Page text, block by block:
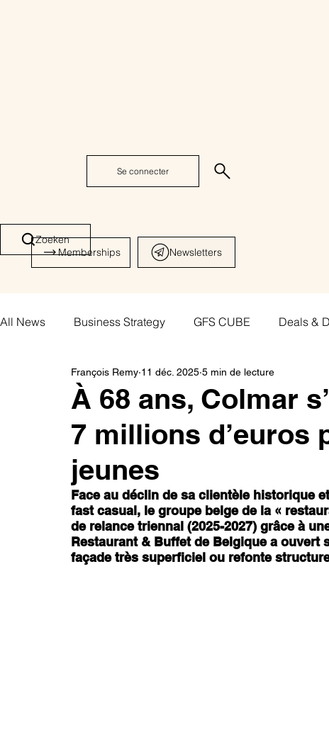
Zoeken
Se connecter
Memberships Newsletters
All News Business Strategy GFS CUBE Deals &
À 68 ans, Colmar
7 millions d’euros
jeunes
François Remy 11 déc. 2025 5 min de lecture
Face au déclin de sa clientèle historique
fast casual, le groupe belge de la «
de relance triennal (2025-2027) grâce à
Restaurant & Buffet de Belgique a ouvert
façade très superficiel ou refonte